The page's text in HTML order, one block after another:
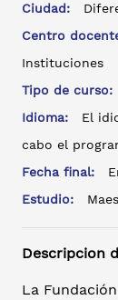
Ciudad:
Centro
Instituciones
Tipo de curso:
Idioma:
El
cabo el
Fecha final:
Estudio:
Descripcion
La